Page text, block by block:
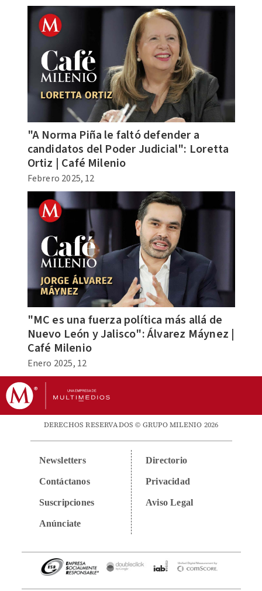
"A Norma Piña le faltó defender a
candidatos del Poder Judicial": Loretta
Ortiz | Café Milenio
Febrero 2025, 12
"MC es una fuerza política más allá de
Nuevo León y Jalisco": Álvarez Máynez |
Café Milenio
Enero 2025, 12
DERECHOS RESERVADOS © GRUPO MILENIO 2026
Newsletters
Contáctanos
Suscripciones
Anúnciate
Directorio
Privacidad
Aviso Legal